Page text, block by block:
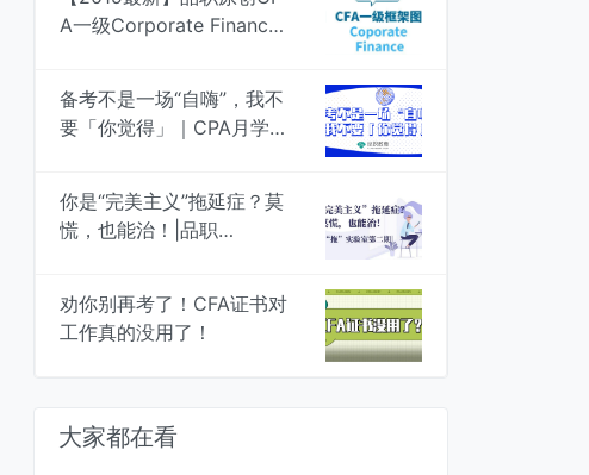
A一级Corporate Finance
备考不是一场“自嗨”，我不
要「你觉得」｜CPA月学月
你是“完美主义”拖延症？莫
慌，也能治！|品职
劝你别再考了！CFA证书对
工作真的没用了！
大家都在看